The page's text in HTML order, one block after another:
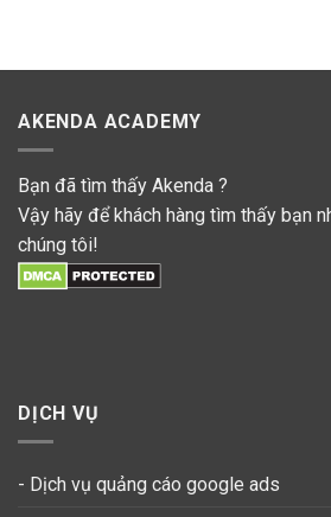
AKENDA ACADEMY
Bạn đã tìm thấy Akenda ?
Vậy hãy để khách hàng tìm thấy bạn
chúng tôi!
DỊCH VỤ
- Dịch vụ quảng cáo google ads